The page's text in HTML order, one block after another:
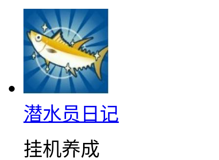
潜水员日记
挂机养成